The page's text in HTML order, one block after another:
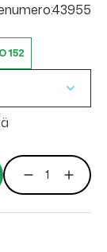
152